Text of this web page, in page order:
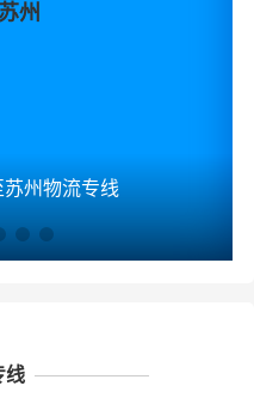
苏州
州物流专线
线